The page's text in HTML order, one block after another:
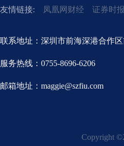
友情链接: 凤凰网财经 证券时报
联系地址：深圳市前海深港合作
服务热线：0755-8696-6206
邮箱地址：maggie@szfiu.com
Copyright